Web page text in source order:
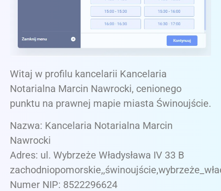
Witaj w profilu kancelarii Kancelaria
Notarialna Marcin Nawrocki, cenionego
punktu na prawnej mapie miasta Świnoujście.
Nazwa: Kancelaria Notarialna Marcin
Nawrocki
Adres: ul. Wybrzeże Władysława IV 33 B
Numer NIP: 8522296624